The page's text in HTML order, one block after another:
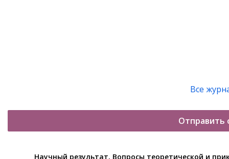
Все
Отправить
Научный результат. Вопросы теоретической и